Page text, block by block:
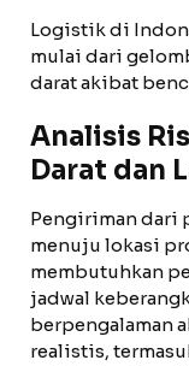
Logistik di
mulai dari
darat akibat
Analisis
Darat dan
Pengiriman dari
menuju lokasi
membutuhkan
jadwal
berpengalaman
realistis,